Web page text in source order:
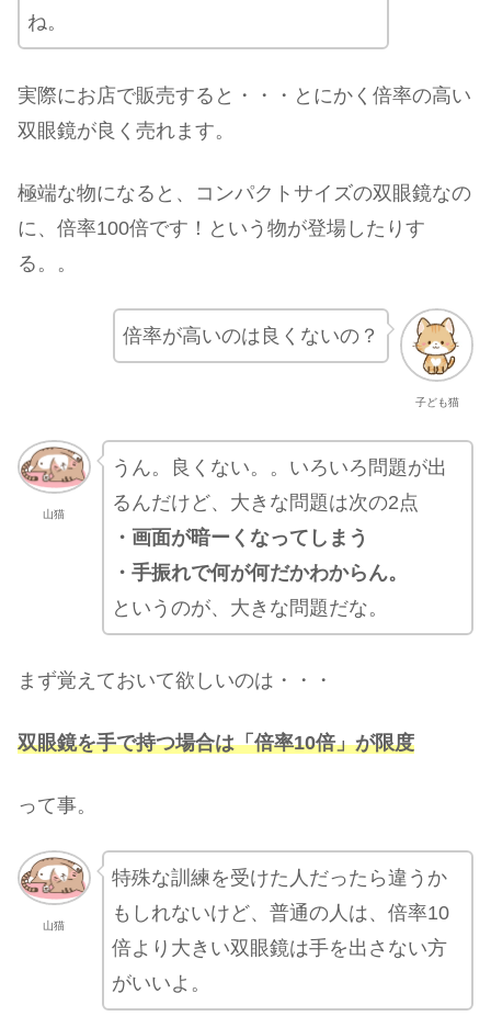
ね。
実際にお店で販売すると・・・とにかく倍率の高い
双眼鏡が良く売れます。
極端な物になると、コンパクトサイズの双眼鏡なの
に、倍率100倍です！という物が登場したりす
る。。
子ども猫
倍率が高いのは良くないの？
山猫
うん。良くない。。いろいろ問題が出
るんだけど、大きな問題は次の2点
・画面が暗ーくなってしまう
・手振れで何が何だかわからん。
というのが、大きな問題だな。
まず覚えておいて欲しいのは・・・
双眼鏡を手で持つ場合は「倍率10倍」が限度
って事。
山猫
特殊な訓練を受けた人だったら違うか
もしれないけど、普通の人は、倍率10
倍より大きい双眼鏡は手を出さない方
がいいよ。